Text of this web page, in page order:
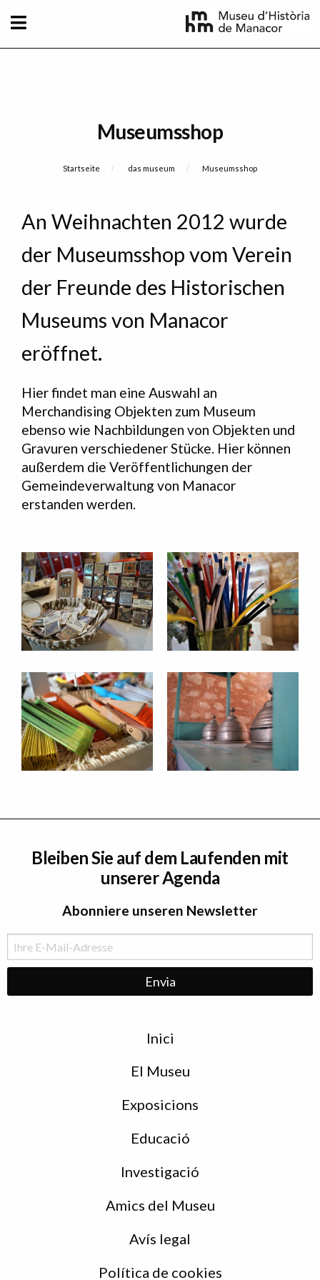
Museumsshop
Breadcrumb
Startseite das museum Current:
Museumsshop
An Weihnachten 2012 wurde
der Museumsshop vom Verein
der Freunde des Historischen
Museums von Manacor
eröffnet.
Hier findet man eine Auswahl an
Merchandising Objekten zum Museum
ebenso wie Nachbildungen von Objekten und
Gravuren verschiedener Stücke. Hier können
außerdem die Veröffentlichungen der
Gemeindeverwaltung von Manacor
erstanden werden.
Bleiben Sie auf dem Laufenden mit
unserer Agenda
Abonniere unseren Newsletter
Inici
El Museu
Exposicions
Educació
Investigació
Amics del Museu
Avís legal
Política de cookies